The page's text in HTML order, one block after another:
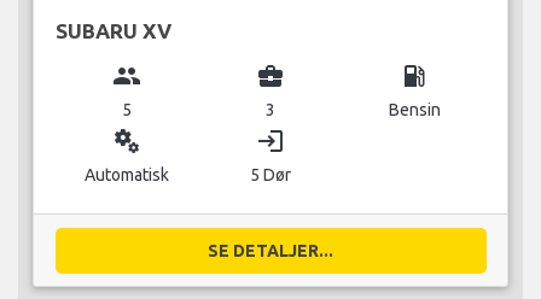
SUBARU XV
group
5
business_center
3
local_gas_station
Bensin
miscellaneous_services
Automatisk
login
5 Dør
SE DETALJER...